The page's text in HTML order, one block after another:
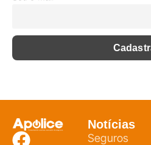
Notícias
Seguros